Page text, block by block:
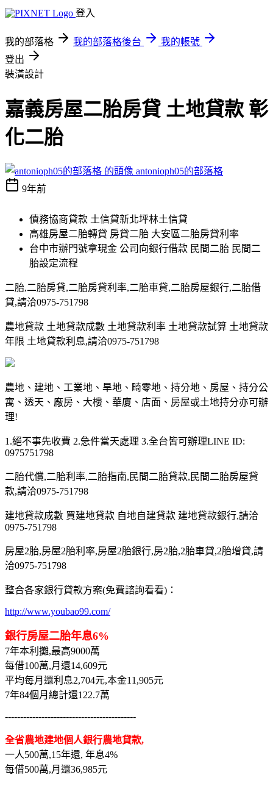
登入
我的部落格 我的部落格後台
我的帳號
登出
裝潢設計
嘉義房屋二胎房貸 土地貸款 彰
化二胎
antonioph05的部落格
9年前
債務協商貸款 土信貸新北坪林土信貸
高雄房屋二胎轉貸 房貸二胎 大安區二胎房貸利率
台中市辦門號拿現金 公司向銀行借款 民間二胎 民間二
胎設定流程
二胎,二胎房貸,二胎房貸利率,二胎車貸,二胎房屋銀行,二胎借
貸,請洽0975-751798
農地貸款 土地貸款成數 土地貸款利率 土地貸款試算 土地貸款
年限 土地貸款利息,請洽0975-751798
農地、建地、工業地、旱地、畸零地、持分地、房屋、持分公
寓、透天、廠房、大樓、華廈、店面、房屋或土地持分亦可辦
理!
1.絕不事先收費 2.急件當天處理 3.全台皆可辦理LINE ID:
0975751798
二胎代償,二胎利率,二胎指南,民間二胎貸款,民間二胎房屋貸
款,請洽0975-751798
建地貸款成數 買建地貸款 自地自建貸款 建地貸款銀行,請洽
0975-751798
房屋2胎,房屋2胎利率,房屋2胎銀行,房2胎,2胎車貸,2胎增貸,請
洽0975-751798
整合各家銀行貸款方案(免費諮詢看看)：
http://www.youbao99.com/
銀行房屋二胎年息6%
7年本利攤,最高9000萬
每借100萬,月還14,609元
平均每月還利息2,704元,本金11,905元
7年84個月總計還122.7萬
-------------------------------------------
全省農地建地個人銀行農地貸款,
一人500萬,15年還, 年息4%
每借500萬,月還36,985元